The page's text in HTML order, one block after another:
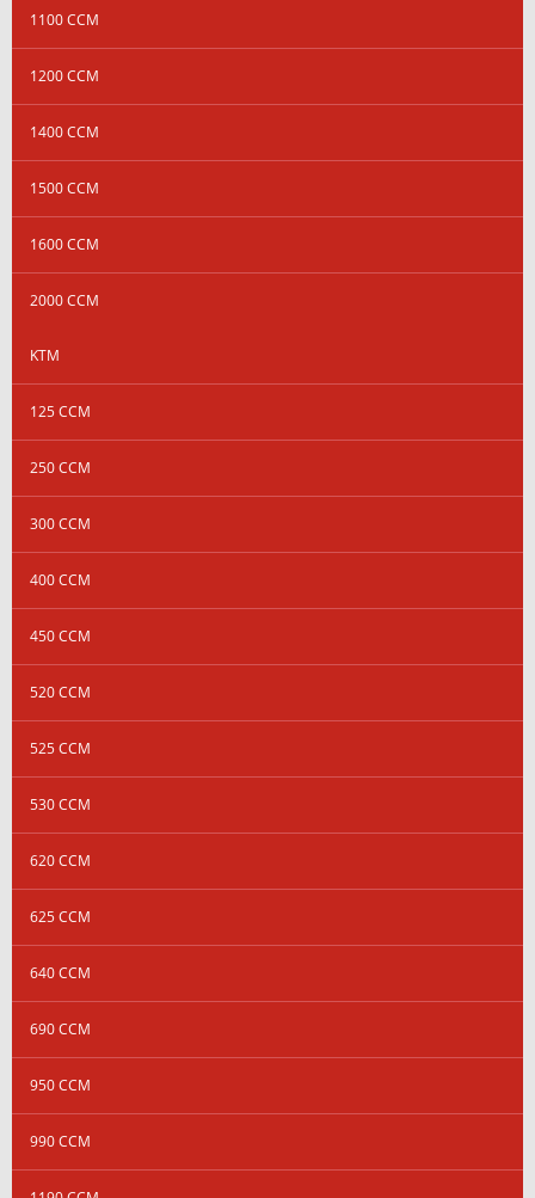
1100 CCM
1200 CCM
1400 CCM
1500 CCM
1600 CCM
2000 CCM
KTM
125 CCM
250 CCM
300 CCM
400 CCM
450 CCM
520 CCM
525 CCM
530 CCM
620 CCM
625 CCM
640 CCM
690 CCM
950 CCM
990 CCM